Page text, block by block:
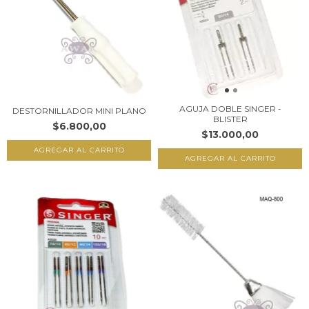
DESTORNILLADOR MINI PLANO
$6.800,00
AGUJA DOBLE SINGER -
BLISTER
$13.000,00
AGREGAR AL CARRITO